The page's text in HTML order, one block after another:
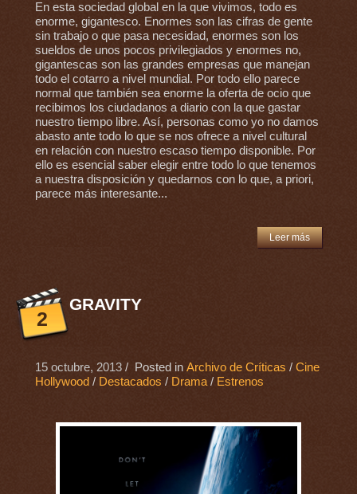
En esta sociedad global en la que vivimos, todo es
enorme, gigantesco. Enormes son las cifras de gente
sin trabajo o que pasa necesidad, enormes son los
sueldos de unos pocos privilegiados y enormes no,
gigantescas son las grandes empresas que manejan
todo el cotarro a nivel mundial. Por todo ello parece
normal que también sea enorme la oferta de ocio que
recibimos los ciudadanos a diario con la que gastar
nuestro tiempo libre. Así, personas como yo no damos
abasto ante todo lo que se nos ofrece a nivel cultural
en relación con nuestro escaso tiempo disponible. Por
ello es esencial saber elegir entre todo lo que tenemos
a nuestra disposición y quedarnos con lo que, a priori,
parece más interesante...
Leer más
2
GRAVITY
15 octubre, 2013/ Posted in Archivo de Críticas / Cine
Hollywood / Destacados / Drama/ Estrenos